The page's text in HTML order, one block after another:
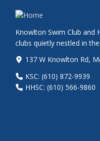
Knowlton Swim Club and
clubs quietly nestled in
137 W Knowlton Rd,
KSC: (610) 872-9939
HHSC: (610) 566-9860